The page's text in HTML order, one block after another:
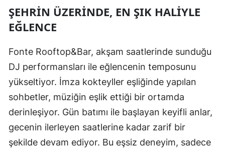
ŞEHRIN ÜZERINDE, EN ŞIK HALIYLE
EĞLENCE
Fonte Rooftop&Bar, akşam saatlerinde sunduğu
DJ performansları ile eğlencenin temposunu
yükseltiyor. İmza kokteyller eşliğinde yapılan
sohbetler, müziğin eşlik ettiği bir ortamda
derinleşiyor. Gün batımı ile başlayan keyifli anlar,
gecenin ilerleyen saatlerine kadar zarif bir
şekilde devam ediyor. Bu eşsiz deneyim, sadece